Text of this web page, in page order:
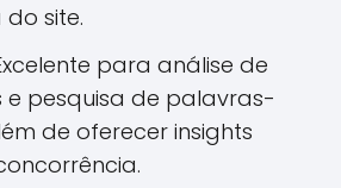
site.
para análise de
e pesquisa de palavras-
de oferecer insights